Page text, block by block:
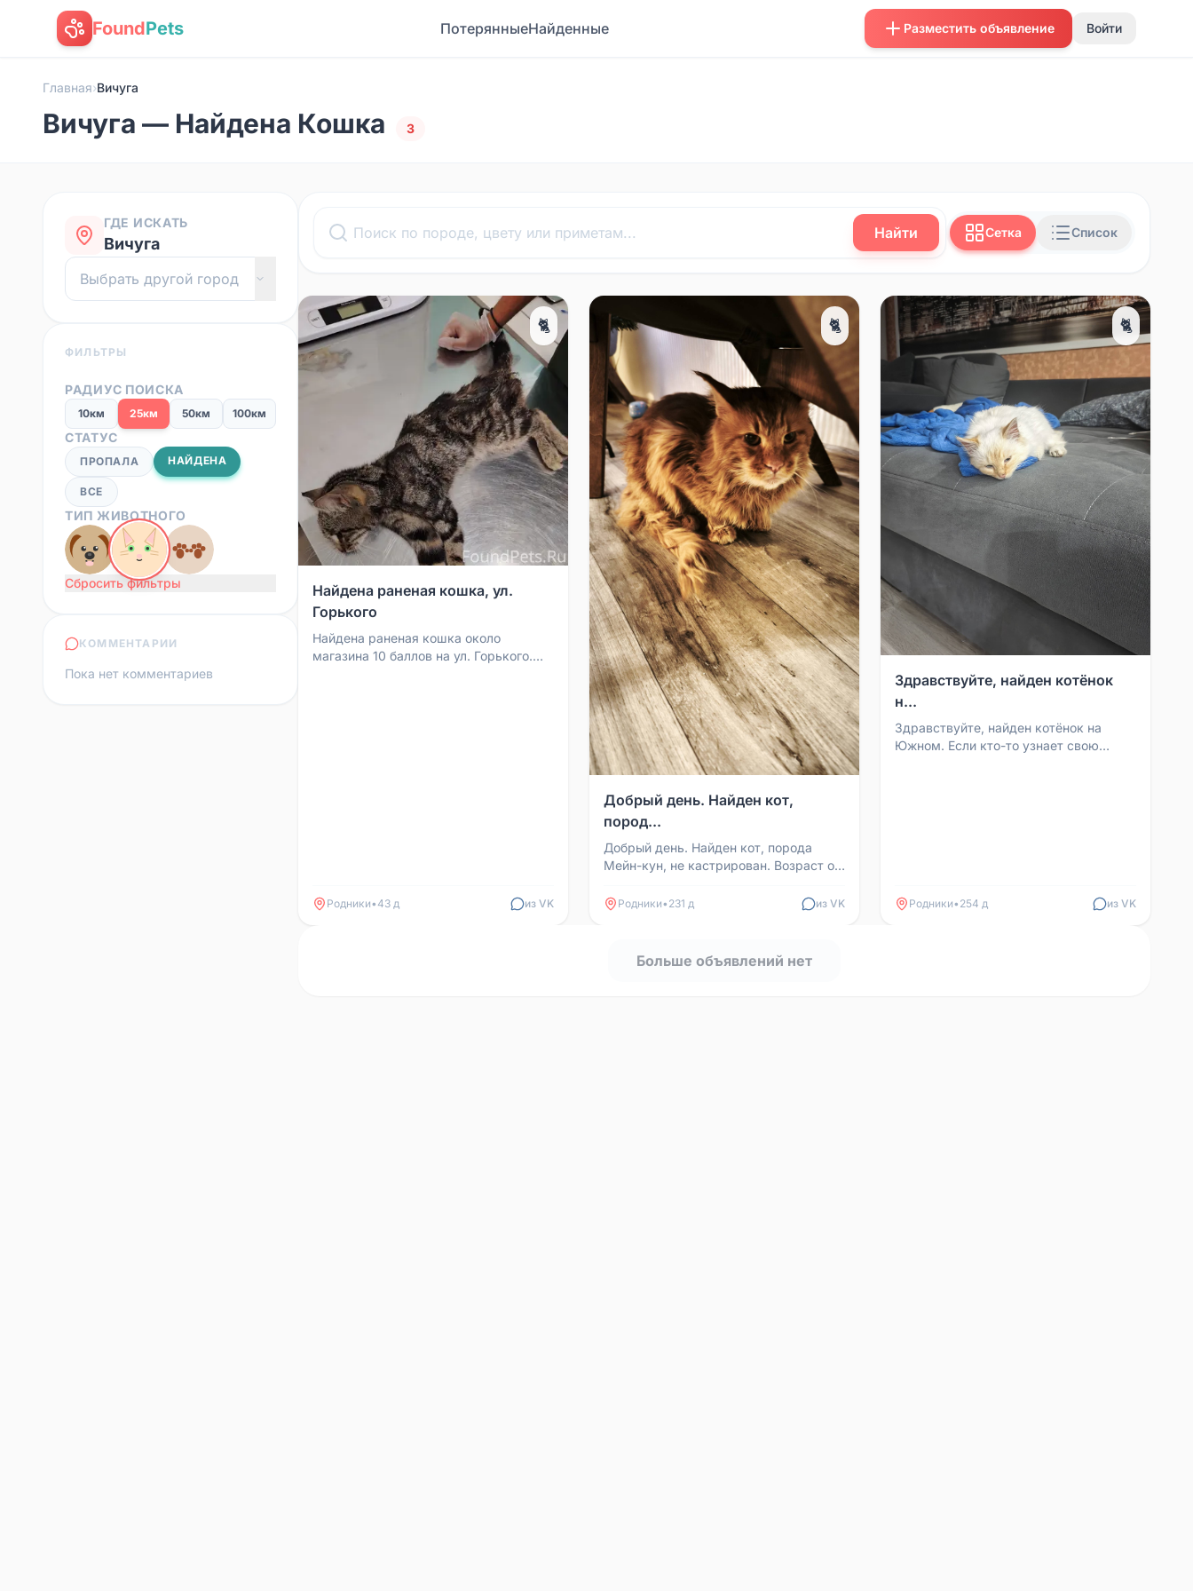
FoundPets ПотерянныеНайденные Разместить объявление Войти
Главная›Вичуга
Вичуга — Найдена Кошка 3
ГДЕ ИСКАТЬ
Вичуга
ФИЛЬТРЫ
РАДИУС ПОИСКА
10км 25км 50км 100км
СТАТУС
ПРОПАЛА НАЙДЕНА
ВСЕ
ТИП ЖИВОТНОГО
Сбросить фильтры
КОММЕНТАРИИ
Пока нет комментариев
Найти Сетка Список
🐈
Найдена раненая кошка, ул.
Горького
Найдена раненая кошка около
магазина 10 баллов на ул. Горького.
Родники•43 д из VK
🐈
Добрый день. Найден кот,
пород...
Добрый день. Найден кот, порода
Мейн-кун, не кастрирован. Возраст от
Ветеринары пр...
Родники• 231 д из VK
🐈
Здравствуйте, найден котёнок
н...
Здравствуйте, найден котёнок на
Южном. Если кто-то узнает свою
Родники• 254 д из VK
Больше объявлений нет